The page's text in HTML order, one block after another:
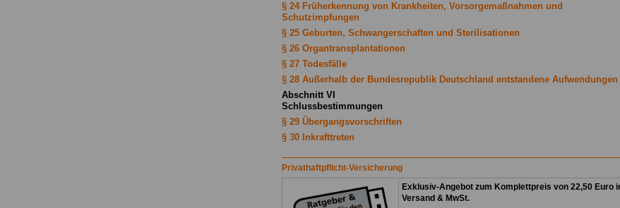
§ 24 Früherkennung von Krankheiten, Vorsorgemaßnahmen und
Schutzimpfungen
§ 25 Geburten, Schwangerschaften und Sterilisationen
§ 26 Organtransplantationen
§ 27 Todesfälle
§ 28 Außerhalb der Bundesrepublik Deutschland entstandene Aufwendungen
Abschnitt VI
Schlussbestimmungen
§ 29 Übergangsvorschriften
§ 30 Inkrafttreten
Privathaftpflicht-Versicherung
Exklusiv-Angebot zum Komplettpreis von 22,50 Euro
Versand & MwSt.